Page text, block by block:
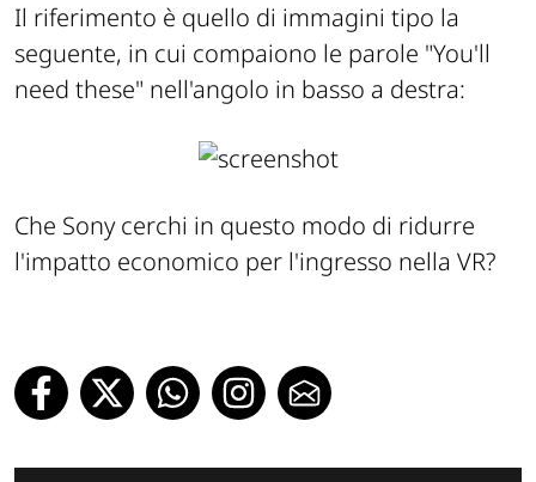
Il riferimento è quello di immagini tipo la
seguente, in cui compaiono le parole "You'll
need these" nell'angolo in basso a destra:
Che Sony cerchi in questo modo di ridurre
l'impatto economico per l'ingresso nella VR?